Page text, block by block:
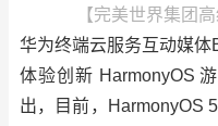
【完美世界集团
华为终端云服务互动媒体
体验创新 HarmonyOS
出，目前，HarmonyOS